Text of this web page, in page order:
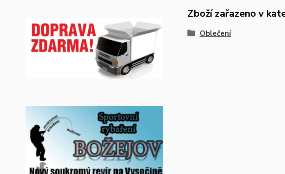
Zboží zařazeno v
Oblečení